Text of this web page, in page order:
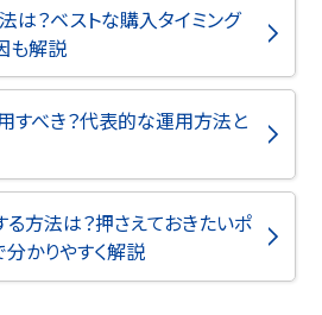
は？ベストな購入タイミング
も解説
すべき？代表的な運用方法と
方法は？押さえておきたいポ
かりやすく解説